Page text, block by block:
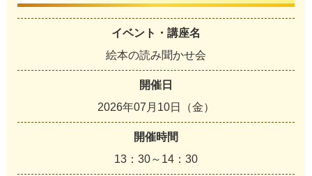
イベント・講座名
絵本の読み聞かせ会
開催日
2026年07月10日（金）
開催時間
13：30～14：30